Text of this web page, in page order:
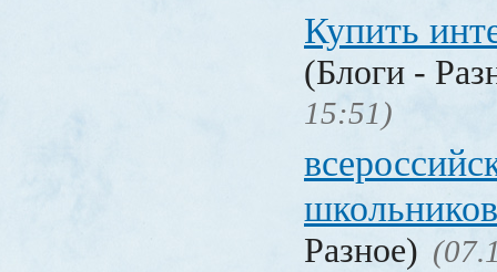
Купить
(Блоги -
15:51)
Разное)